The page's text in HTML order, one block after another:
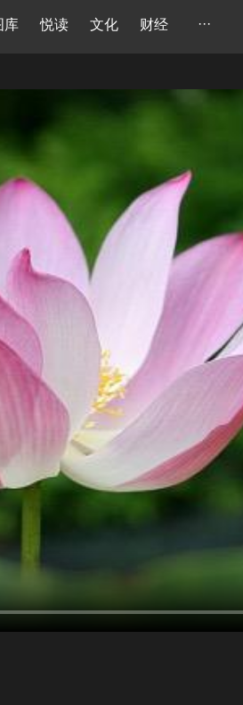
库 悦读 文化 财经 ···